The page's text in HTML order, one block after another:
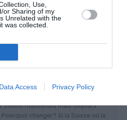
Use,
or Sharing of my
Unrelated with the
was collected.
Data Access Privacy Policy
de vaccination
(moins maintenant mais toujours
changer? Si la Suisse ou la